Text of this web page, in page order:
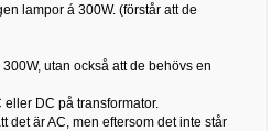
lampor á 300W. (förstår att de
utan också att de behövs en
DC på transformator.
det är AC, men eftersom det inte står